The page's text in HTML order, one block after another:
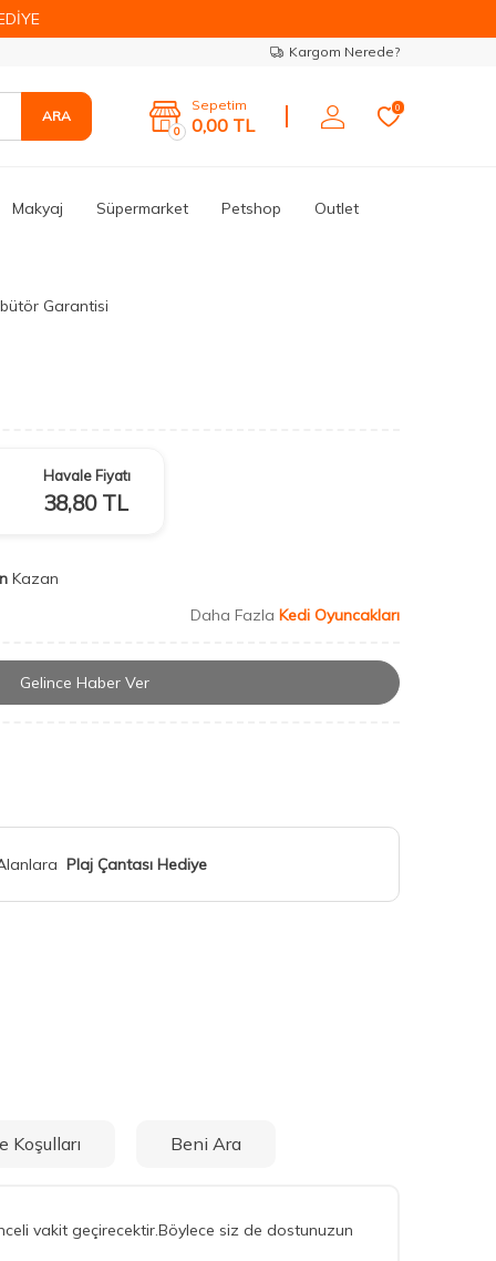
Kargom Nerede?
ARA
0
Sepetim
0,00 TL
0
Makyaj Süpermarket Petshop Outlet
Garantisi
Havale Fiyatı
38,80TL
Kazan
Daha Fazla Kedi Oyuncakları
Gelince Haber Ver
Plaj Çantası Hediye
Koşulları Beni Ara
vakit geçirecektir.Böylece siz de dostunuzun